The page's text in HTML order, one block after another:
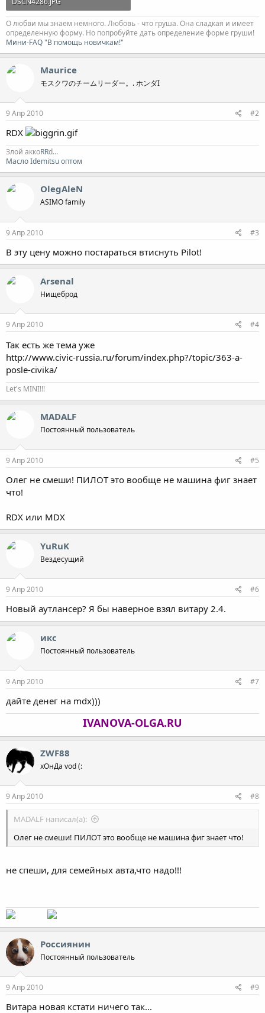
802,2 KB · Просмотры: 78
О любви мы знаем немного. Любовь - что груша. Она сладкая и имеет
определенную форму. Но попробуйте дать определение форме груши!
Мини-FAQ "В помощь новичкам!"
Maurice
モスクワのチームリーダー。. ホンダI
9 Апр 2010 #2
RDX
Злой аккоRRd...
Масло Idemitsu оптом
OlegAleN
ASIMO family
9 Апр 2010 #3
В эту цену можно постараться втиснуть Pilot!
Arsenal
Нищеброд
9 Апр 2010 #4
Так есть же тема уже
http://www.civic-russia.ru/forum/index.php?/topic/363-a-
posle-civika/
Let's MINI!!!
MADALF
Постоянный пользователь
9 Апр 2010 #5
Олег не смеши! ПИЛОТ это вообще не машина фиг знает
что!
RDX или MDX
YuRuK
Вездесущий
9 Апр 2010 #6
Новый аутлансер? Я бы наверное взял витару 2.4.
икс
Постоянный пользователь
9 Апр 2010 #7
дайте денег на mdx)))
IVANOVA-OLGA.RU
ZWF88
хОнДа vod (:
9 Апр 2010 #8
MADALF написал(а):
Олег не смеши! ПИЛОТ это вообще не машина фиг знает что!
не спеши, для семейных авта,что надо!!!
Россиянин
Постоянный пользователь
9 Апр 2010 #9
Витара новая кстати ничего так...